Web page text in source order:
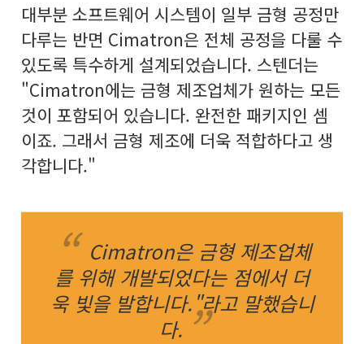
대부분 소프트웨어 시스템이 일부 금형 공정만
다루는 반면 Cimatron은 전체 공정을 다룰 수
있도록 특수하게 설계되었습니다. 스텐더는
"Cimatron에는 금형 제조업체가 원하는 모든
것이 포함되어 있습니다. 완전한 패키지인 셈
이죠. 그래서 금형 제조에 더욱 적합하다고 생
각합니다."
Cimatron은 금형 제조업체
를 위해 개발되었다는 점에서 더
욱 빛을 발합니다."라고 말했습니
다.